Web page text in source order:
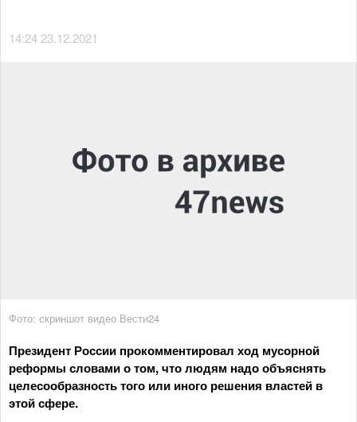
14:24 23.12.2021
Фото: скриншот видео Вести24
Президент России прокомментировал ход мусорной
реформы словами о том, что людям надо объяснять
целесообразность того или иного решения властей в
этой сфере.